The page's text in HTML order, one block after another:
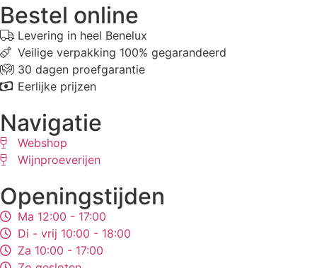
Bestel online
Levering in heel Benelux
Veilige verpakking 100% gegarandeerd
30 dagen proefgarantie
Eerlijke prijzen
Navigatie
Webshop
Wijnproeverijen
Openingstijden
Ma 12:00 - 17:00
Di - vrij 10:00 - 18:00
Za 10:00 - 17:00